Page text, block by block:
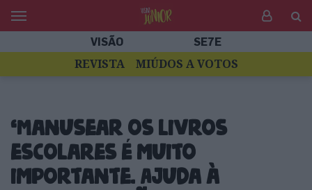
VISÃO SE7E
REVISTA MIÚDOS A VOTOS
‘Manusear os livros
escolares é muito
importante. Ajuda à